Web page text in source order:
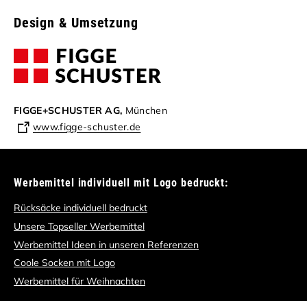
Design & Umsetzung
FIGGE+SCHUSTER AG, München
www.figge-schuster.de
Werbemittel individuell mit Logo bedruckt:
Rücksäcke individuell bedruckt
Unsere Topseller Werbemittel
Werbemittel Ideen in unseren Referenzen
Coole Socken mit Logo
Werbemittel für Weihnachten